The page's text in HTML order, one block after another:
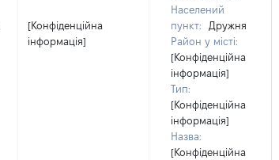
[Конфіденційна
інформація]
Населений
пункт:
Дружня
Район у місті:
[Конфіденційна
інформація]
Тип:
[Конфіденційна
інформація]
Назва:
[Конфіденційна